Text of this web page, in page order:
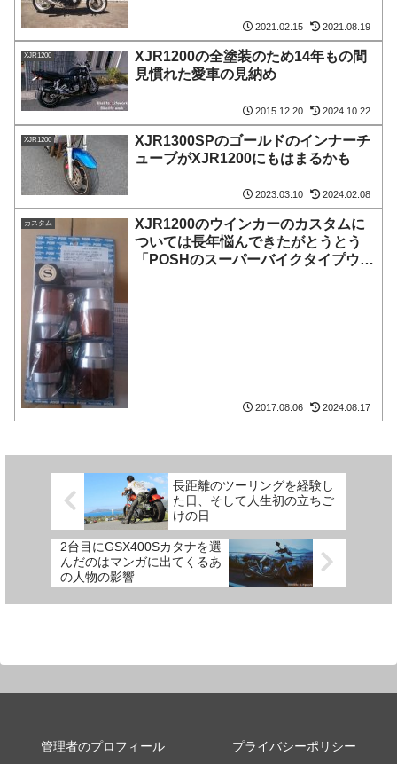
2021.02.15 2021.08.19
XJR1200
XJR1200の全塗装のため14年もの間
見慣れた愛車の見納め
2015.12.20 2024.10.22
XJR1200
XJR1300SPのゴールドのインナーチ
ューブがXJR1200にもはまるかも
2023.03.10 2024.02.08
カスタム
XJR1200のウインカーのカスタムに
ついては長年悩んできたがとうとう
「POSHのスーパーバイクタイプウィ
2017.08.06 2024.08.17
長距離のツーリングを経験し
た日、そして人生初の立ちご
けの日
2台目にGSX400Sカタナを選
んだのはマンガに出てくるあ
の人物の影響
管理者のプロフィール プライバシーポリシー